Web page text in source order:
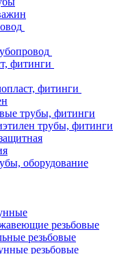
фитинги
фитинги
трубы, фитинги
трубы, фитинги
оборудование
резьбовые
резьбовые
резьбовые